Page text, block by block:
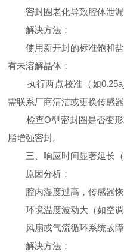
密封圈老化导致腔体泄漏
解决方法：
使用新开封的标准饱和盐
有未溶解晶体；
执行两点校准（如
需联系厂商清洁或更换传感器
检查O型密封圈是否变形
脂增强密封。
三、响应时间显著延长（
原因分析：
腔内湿度过高，传感器恢
环境温度波动大（如空调
风扇或气流循环系统故障
解决方法：